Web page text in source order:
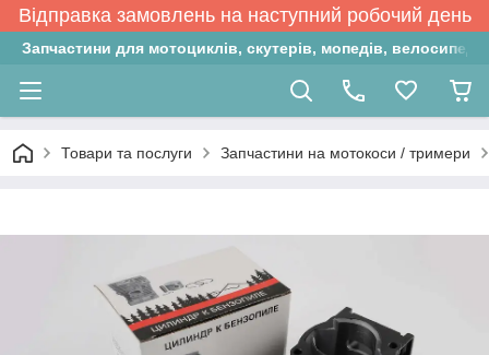
Відправка замовлень на наступний робочий день
Запчастини для мотоциклів, скутерів, мопедів,
Товари та послуги Запчастини на мотокоси / тримери